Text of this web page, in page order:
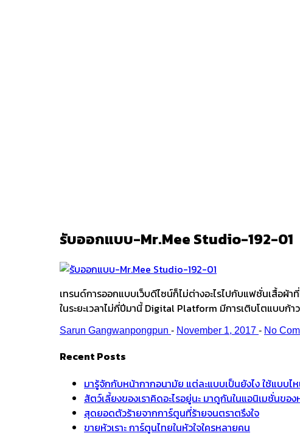
รับออกแบบ-Mr.Mee Studio-192-01
เทรนด์การออกแบบเว็บดีไซน์ก็ไม่ต่างอะไรไปกับแฟชั่นเสื้อผ้
ในระยะเวลาไม่กี่ปีมานี้ Digital Platform มีการเติบโตแบบก้
Sarun Gangwanpongpun - November 1, 2017 - No
Recent Posts
มารู้จักกับหน้ากากอนามัย แต่ละแบบเป็นยังไง ใช้แบบไ
สัตว์เลี้ยงของเราคิดอะไรอยู่นะ มาดูกันในแอนิเมชั่นขอ
สุดยอดตัวร้ายจากการ์ตูนที่ร้ายจนตราตรึงใจ
ขายหัวเราะ การ์ตูนไทยในหัวใจใครหลายคน